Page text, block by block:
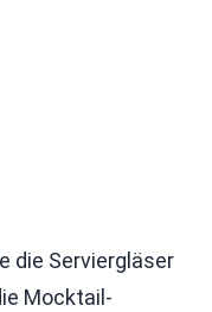
die Serviergläser
Mocktail-